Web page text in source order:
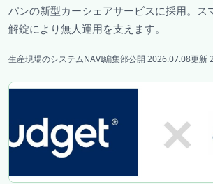
パンの新型カーシェアサービスに採用。ス
解錠により無人運用を支えます。
生産現場のシステムNAVI編集部公開 2026.07.08更新